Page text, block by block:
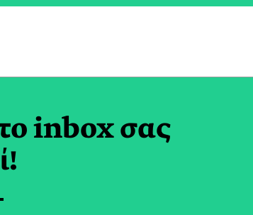
TAG
inbox σας